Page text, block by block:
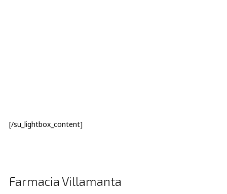
[/su_lightbox_content]
Farmacia Villamanta